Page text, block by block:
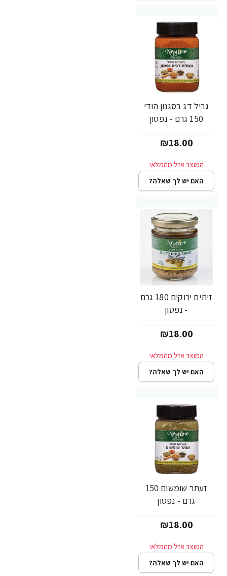
גריל דג בסגנון הודי
150 גרם - נפטון
₪18.00
האם יש לך שאלה?
זיתים ירוקים 180 גרם
- נפטון
₪18.00
האם יש לך שאלה?
זעתר שומשום 150
גרם - נפטון
₪18.00
האם יש לך שאלה?